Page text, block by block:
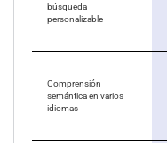
búsqueda
personalizable
Comprensión
semántica en varios
idiomas